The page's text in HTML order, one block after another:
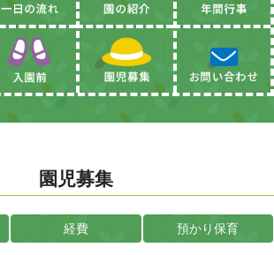
園児募集
経費 預かり保育